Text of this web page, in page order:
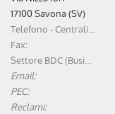
17100 Savona (SV)
Fax:
Email:
PEC:
Reclami: